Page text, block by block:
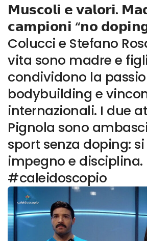
𝗠𝘂𝘀𝗰𝗼𝗹𝗶 𝗲 𝘃𝗮𝗹𝗼𝗿𝗶.
𝗰𝗮𝗺𝗽𝗶𝗼𝗻𝗶 “𝗻𝗼
Colucci e Stefano
vita sono madre e
condividono la
bodybuilding e
internazionali. I due
Pignola sono
sport senza doping:
impegno e disciplina.
#caleidoscopio